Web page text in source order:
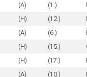
(A) (1.)
(H) (12.)
(A) (6.)
(H) (15.)
(H) (17.)
(A) (10.)